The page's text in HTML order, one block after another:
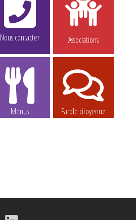
Nous contacter Associations
Menus Parole citoyenne